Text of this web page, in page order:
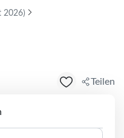
2026)
Teilen